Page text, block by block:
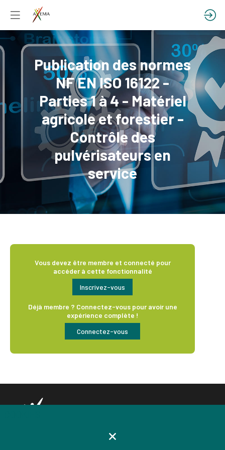
Publication des normes
NF EN ISO 16122 -
Parties 1 à 4 - Matériel
agricole et forestier -
Contrôle des
pulvérisateurs en
service
Vous devez être membre et connecté pour
accéder à cette fonctionnalité
Inscrivez-vous
Déjà membre ? Connectez-vous pour avoir une
expérience complète !
Connectez-vous